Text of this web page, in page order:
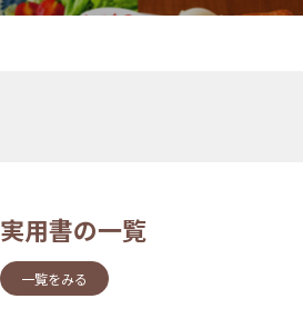
実用書の一覧
一覧をみる